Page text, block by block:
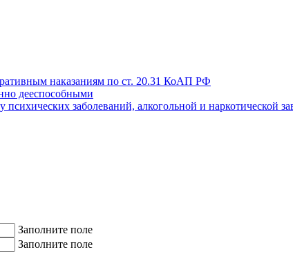
наказаниям по ст. 20.31 КоАП РФ
дееспособными
психических заболеваний, алкогольной и наркотической
Заполните поле
Заполните поле